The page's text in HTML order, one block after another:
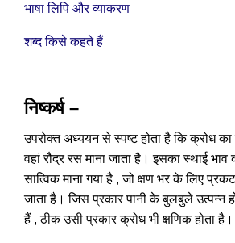
भाषा लिपि और व्याकरण
शब्द किसे कहते हैं
निष्कर्ष –
उपरोक्त अध्ययन से स्पष्ट होता है कि क्रोध का
वहां रौद्र रस माना जाता है। इसका स्थाई
सात्विक माना गया है , जो क्षण भर के लिए
जाता है। जिस प्रकार पानी के बुलबुले उत्पन्न
हैं , ठीक उसी प्रकार क्रोध भी क्षणिक होता है।